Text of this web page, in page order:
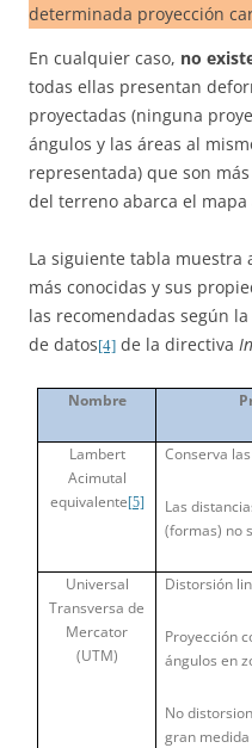
determinada proyección
En cualquier caso, no
todas ellas presentan
proyectadas (ninguna
ángulos y las áreas al
representada) que son
del terreno abarca el
La siguiente tabla muestra
más conocidas y sus
las recomendadas según
de datos[4] de la directiva
Nombre
Lambert
Acimutal
equivalente[5]
Conserva
Las
(formas) no
Universal
Transversa de
Mercator
(UTM)
Distorsión
Proyección
ángulos en
No
gran